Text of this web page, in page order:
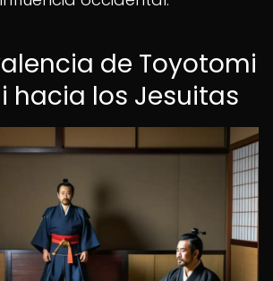
de Toyotomi
hacia los Jesuitas